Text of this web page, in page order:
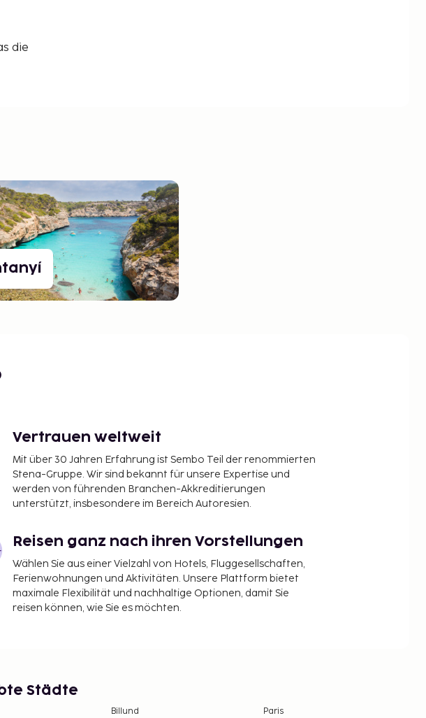
die
Vertrauen weltweit
Mit über 30 Jahren Erfahrung ist Sembo Teil der renommierten
Stena-Gruppe. Wir sind bekannt für unsere Expertise und
werden von führenden Branchen-Akkreditierungen
unterstützt, insbesondere im Bereich Autoresien.
Reisen ganz nach ihren Vorstellungen
Wählen Sie aus einer Vielzahl von Hotels, Fluggesellschaften,
Ferienwohnungen und Aktivitäten. Unsere Plattform bietet
maximale Flexibilität und nachhaltige Optionen, damit Sie
reisen können, wie Sie es möchten.
Städte
Billund
Paris